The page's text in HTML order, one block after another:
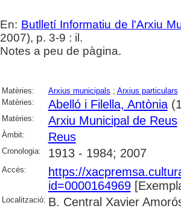
En: Butlletí Informatiu de l'Arxiu
2007), p. 3-9 : il.
Notes a peu de pàgina.
Matèries: Arxius municipals ; Arxius particulars
Matèries:
Abelló i Filella, Antònia
Matèries: Arxiu Municipal de Reus
Àmbit: Reus
Cronologia: 1913 - 1984; 2007
Accés:
https://
id=0000164969
Localització: B. Central Xavier